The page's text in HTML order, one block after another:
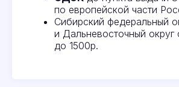
по европейской части
Сибирский федеральный
и Дальневосточный округ
до 1500р.
Отзывы наших